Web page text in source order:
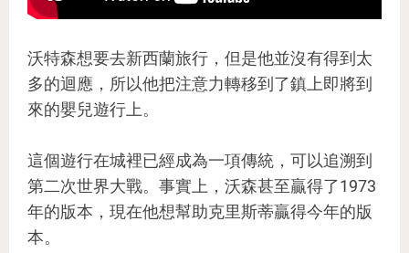
沃特森想要去新西蘭旅行，但是他並沒有得到太
多的迴應，所以他把注意力轉移到了鎮上即將到
來的嬰兒遊行上。
這個遊行在城裡已經成為一項傳統，可以追溯到
第二次世界大戰。事實上，沃森甚至贏得了1973
年的版本，現在他想幫助克里斯蒂贏得今年的版
本。